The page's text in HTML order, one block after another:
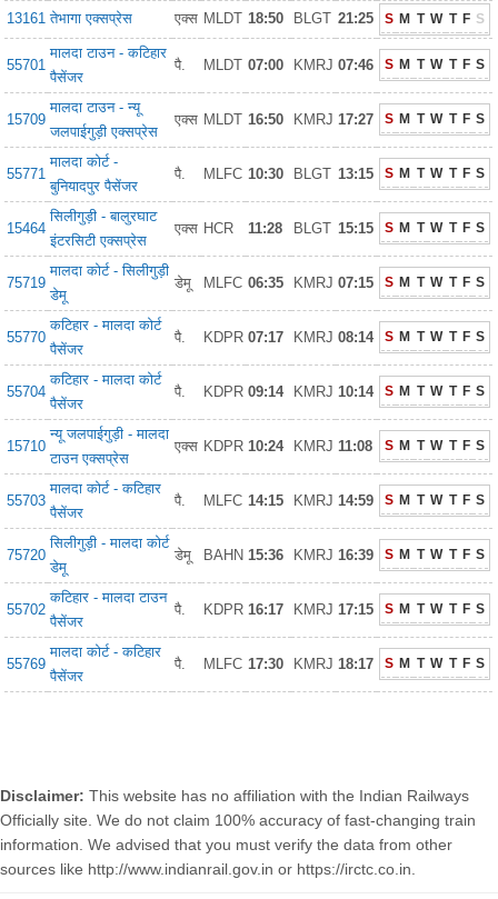
13161 तेभागा एक्सप्रेस एक्स MLDT 18:50 BLGT 21:25 S M T W T F S
55701
मालदा टाउन - कटिहार
पैसेंजर
पै. MLDT 07:00 KMRJ 07:46 S M T W T F S
15709
मालदा टाउन - न्यू
जलपाईगुड़ी एक्सप्रेस
एक्स MLDT 16:50 KMRJ 17:27 S M T W T F S
55771
मालदा कोर्ट -
बुनियादपुर पैसेंजर
पै. MLFC 10:30 BLGT 13:15 S M T W T F S
15464
सिलीगुड़ी - बालुरघाट
इंटरसिटी एक्सप्रेस
एक्स HCR 11:28 BLGT 15:15 S M T W T F S
75719
मालदा कोर्ट - सिलीगुड़ी
डेमू
डेमू MLFC 06:35 KMRJ 07:15 S M T W T F S
55770
कटिहार - मालदा कोर्ट
पैसेंजर
पै. KDPR 07:17 KMRJ 08:14 S M T W T F S
55704
कटिहार - मालदा कोर्ट
पैसेंजर
पै. KDPR 09:14 KMRJ 10:14 S M T W T F S
15710
न्यू जलपाईगुड़ी - मालदा
टाउन एक्सप्रेस
एक्स KDPR 10:24 KMRJ 11:08 S M T W T F S
55703
मालदा कोर्ट - कटिहार
पैसेंजर
पै. MLFC 14:15 KMRJ 14:59 S M T W T F S
75720
सिलीगुड़ी - मालदा कोर्ट
डेमू
डेमू BAHN 15:36 KMRJ 16:39 S M T W T F S
55702
कटिहार - मालदा टाउन
पैसेंजर
पै. KDPR 16:17 KMRJ 17:15 S M T W T F S
55769
मालदा कोर्ट - कटिहार
पैसेंजर
पै. MLFC 17:30 KMRJ 18:17 S M T W T F S
Disclaimer: This website has no affiliation with the Indian Railways
Officially site. We do not claim 100% accuracy of fast-changing train
information. We advised that you must verify the data from other
sources like http://www.indianrail.gov.in or https://irctc.co.in.